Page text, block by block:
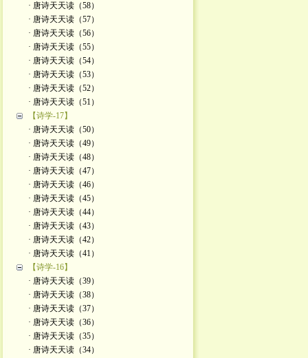
· 唐诗天天读（58）
· 唐诗天天读（57）
· 唐诗天天读（56）
· 唐诗天天读（55）
· 唐诗天天读（54）
· 唐诗天天读（53）
· 唐诗天天读（52）
· 唐诗天天读（51）
【诗学-17】
· 唐诗天天读（50）
· 唐诗天天读（49）
· 唐诗天天读（48）
· 唐诗天天读（47）
· 唐诗天天读（46）
· 唐诗天天读（45）
· 唐诗天天读（44）
· 唐诗天天读（43）
· 唐诗天天读（42）
· 唐诗天天读（41）
【诗学-16】
· 唐诗天天读（39）
· 唐诗天天读（38）
· 唐诗天天读（37）
· 唐诗天天读（36）
· 唐诗天天读（35）
· 唐诗天天读（34）